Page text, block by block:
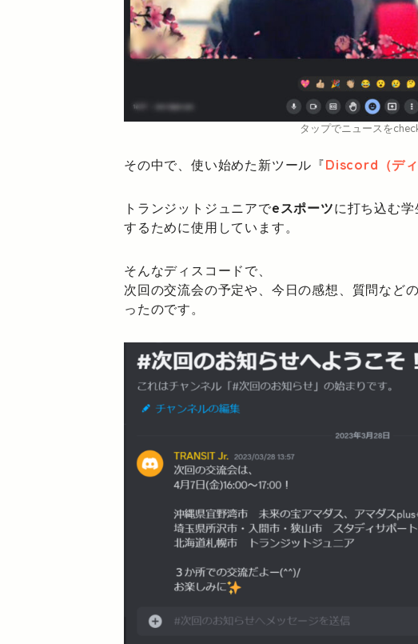
タップでニュースを
その中で、使い始めた新ツール『Discord（ディ
トランジットジュニアでeスポーツに打ち込む
するために使用しています。
そんなディスコードで、
次回の交流会の予定や、今日の感想、質問など
ったのです。